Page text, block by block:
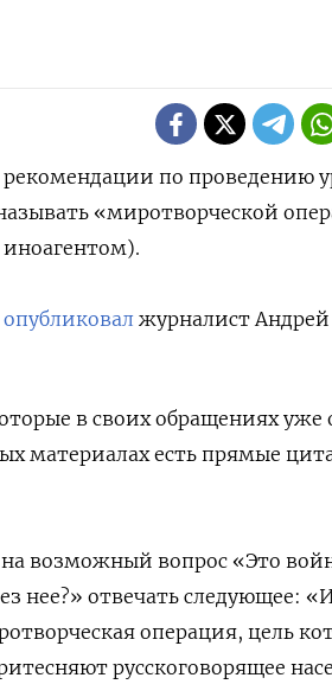
по проведению
«миротворческой
опубликовал журналист Андрей
в своих обращениях уже
материалах есть прямые
возможный вопрос «Это
нее?» отвечать следующее:
операция, цель
русскоговорящее